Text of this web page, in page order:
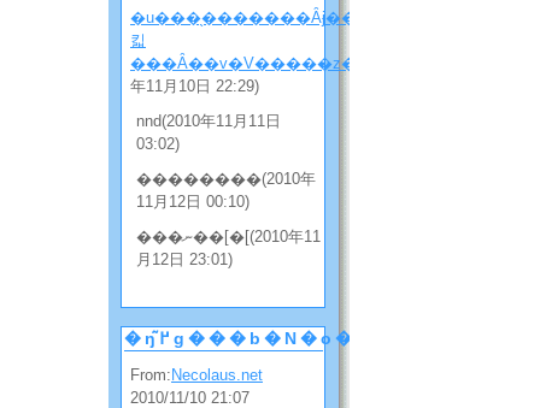
�u���̖�������Ȃɉ����
킯
���Ȃ��v�V�����z���̂Q
年11月10日 22:29)
nnd(2010年11月11日
03:02)
��������(2010年
11月12日 00:10)
���ނ��[�[(2010年11
月12日 23:01)
�ŋ߂̃g���b�N�o�b�N
From: Necolaus.net
2010/11/10 21:07